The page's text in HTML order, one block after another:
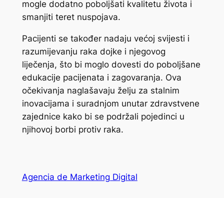
mogle dodatno poboljšati kvalitetu života i
smanjiti teret nuspojava.
Pacijenti se također nadaju većoj svijesti i
razumijevanju raka dojke i njegovog
liječenja, što bi moglo dovesti do poboljšane
edukacije pacijenata i zagovaranja. Ova
očekivanja naglašavaju želju za stalnim
inovacijama i suradnjom unutar zdravstvene
zajednice kako bi se podržali pojedinci u
njihovoj borbi protiv raka.
Agencia de Marketing Digital